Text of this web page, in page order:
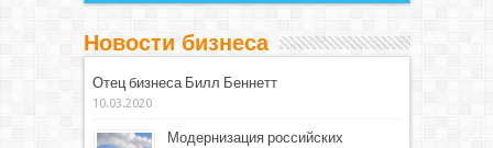
Новости бизнеса
Отец бизнеса Билл Беннетт
10.03.2020
Модернизация российских